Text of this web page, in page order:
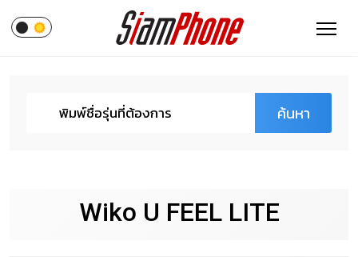
ค้นหา
Wiko U FEEL LITE